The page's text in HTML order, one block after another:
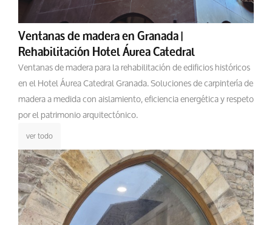
Ventanas de madera en Granada |
Rehabilitación Hotel Áurea Catedral
Ventanas de madera para la rehabilitación de edificios históricos
en el Hotel Áurea Catedral Granada. Soluciones de carpintería de
madera a medida con aislamiento, eficiencia energética y respeto
por el patrimonio arquitectónico.
ver todo